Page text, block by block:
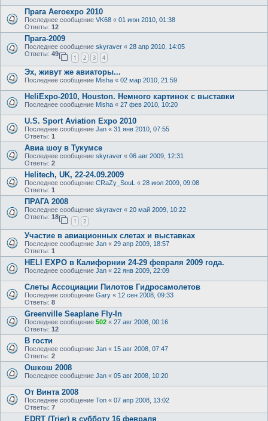
Прага Aeroexpo 2010
Последнее сообщение VK68 « 01 июн 2010, 01:38
Ответы: 12
Прага-2009
Последнее сообщение skyraver « 28 апр 2010, 14:05
Ответы: 49
1 2 3 4
Эх, живут же авиаторы...
Последнее сообщение Misha « 02 мар 2010, 21:59
HeliExpo-2010, Houston. Немного картинок с выставки
Последнее сообщение Misha « 27 фев 2010, 10:20
U.S. Sport Aviation Expo 2010
Последнее сообщение Jan « 31 янв 2010, 07:55
Ответы: 1
Авиа шоу в Тукумсе
Последнее сообщение skyraver « 06 авг 2009, 12:31
Ответы: 2
Helitech, UK, 22-24.09.2009
Последнее сообщение CRaZy_SouL « 28 июл 2009, 09:08
Ответы: 1
ПРАГА 2008
Последнее сообщение skyraver « 20 май 2009, 10:22
Ответы: 18
1 2
Участие в авиационных слетах и выставках
Последнее сообщение Jan « 29 апр 2009, 18:57
Ответы: 1
HELI EXPO в Калифорнии 24-29 февраля 2009 года.
Последнее сообщение Jan « 22 янв 2009, 22:09
Слеты Ассоциации Пилотов Гидросамолетов
Последнее сообщение Gary « 12 сен 2008, 09:33
Ответы: 8
Greenville Seaplane Fly-In
Последнее сообщение 502 « 27 авг 2008, 00:16
Ответы: 12
В гости
Последнее сообщение Jan « 15 авг 2008, 07:47
Ответы: 2
Ошкош 2008
Последнее сообщение Jan « 05 авг 2008, 10:20
От Винта 2008
Последнее сообщение Ton « 07 апр 2008, 13:02
Ответы: 7
EDRT (Trier) в субботу 16 февраля